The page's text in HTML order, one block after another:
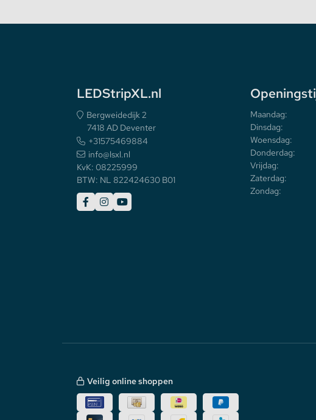
LEDStripXL.nl
Bergweidedijk 2
7418 AD Deventer
+31575469884
info@lsxl.nl
KvK: 08225999
BTW: NL 822424630 B01
Maandag:
Dinsdag:
Woensdag:
Donderdag:
Vrijdag:
Zaterdag:
Zondag:
Veilig online shoppen